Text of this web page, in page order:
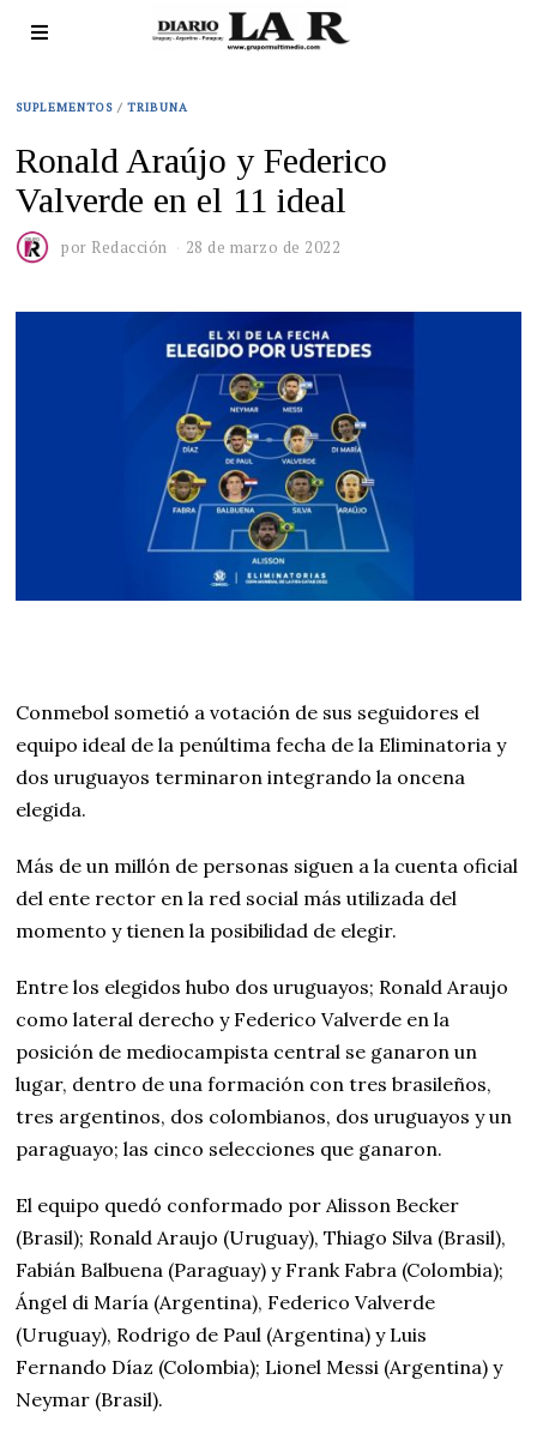
SUPLEMENTOS / TRIBUNA
Ronald Araújo y Federico
Valverde en el 11 ideal
por Redacción 28 de marzo de 2022
Conmebol sometió a votación de sus seguidores el
equipo ideal de la penúltima fecha de la Eliminatoria y
dos uruguayos terminaron integrando la oncena
elegida.
Más de un millón de personas siguen a la cuenta oficial
del ente rector en la red social más utilizada del
momento y tienen la posibilidad de elegir.
Entre los elegidos hubo dos uruguayos; Ronald Araujo
como lateral derecho y Federico Valverde en la
posición de mediocampista central se ganaron un
lugar, dentro de una formación con tres brasileños,
tres argentinos, dos colombianos, dos uruguayos y un
paraguayo; las cinco selecciones que ganaron.
El equipo quedó conformado por Alisson Becker
(Brasil); Ronald Araujo (Uruguay), Thiago Silva (Brasil),
Fabián Balbuena (Paraguay) y Frank Fabra (Colombia);
Ángel di María (Argentina), Federico Valverde
(Uruguay), Rodrigo de Paul (Argentina) y Luis
Fernando Díaz (Colombia); Lionel Messi (Argentina) y
Neymar (Brasil).